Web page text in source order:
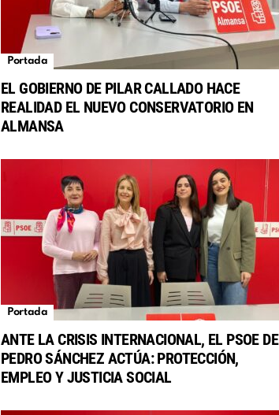
Portada
EL GOBIERNO DE PILAR CALLADO HACE
REALIDAD EL NUEVO CONSERVATORIO EN
ALMANSA
Portada
ANTE LA CRISIS INTERNACIONAL, EL PSOE DE
PEDRO SÁNCHEZ ACTÚA: PROTECCIÓN,
EMPLEO Y JUSTICIA SOCIAL